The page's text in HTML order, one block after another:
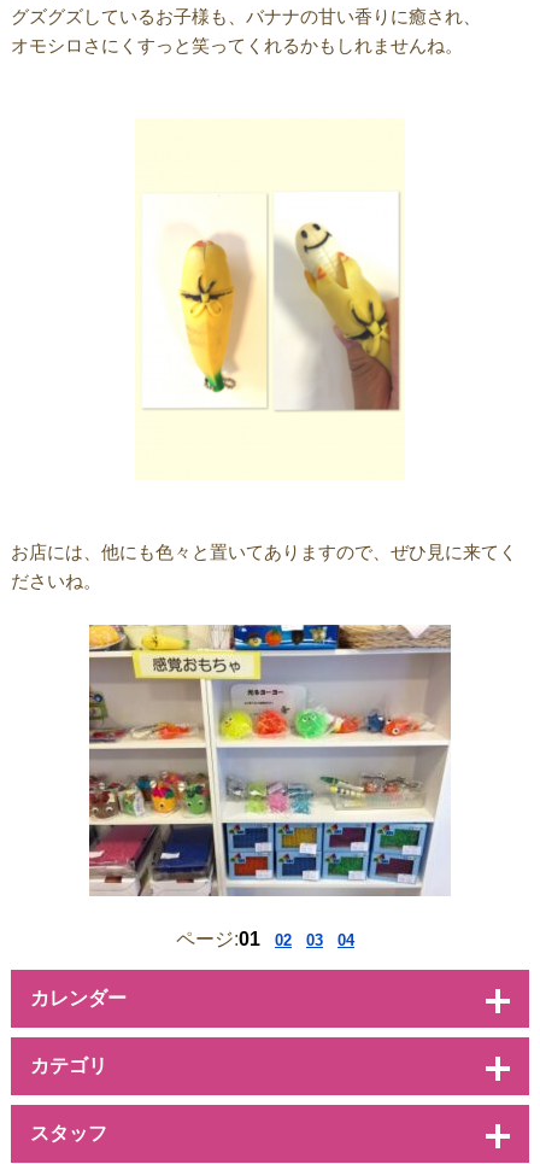
グズグズしているお子様も、バナナの甘い香りに癒され、
オモシロさにくすっと笑ってくれるかもしれませんね。
お店には、他にも色々と置いてありますので、ぜひ見に来てく
ださいね。
ページ:01 02 03 04
カレンダー
カテゴリ
スタッフ